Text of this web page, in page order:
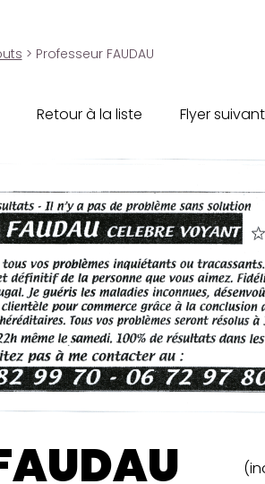
> Professeur FAUDAU
Retour à la liste Flyer